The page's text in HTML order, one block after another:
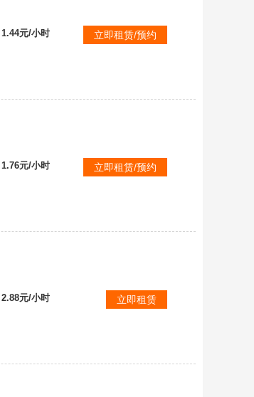
1.44元/小时 立即租赁/预约
1.76元/小时 立即租赁/预约
2.88元/小时 立即租赁